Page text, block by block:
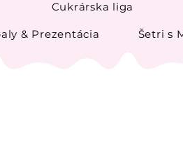
Cukrárska liga
& Prezentácia Šetri s